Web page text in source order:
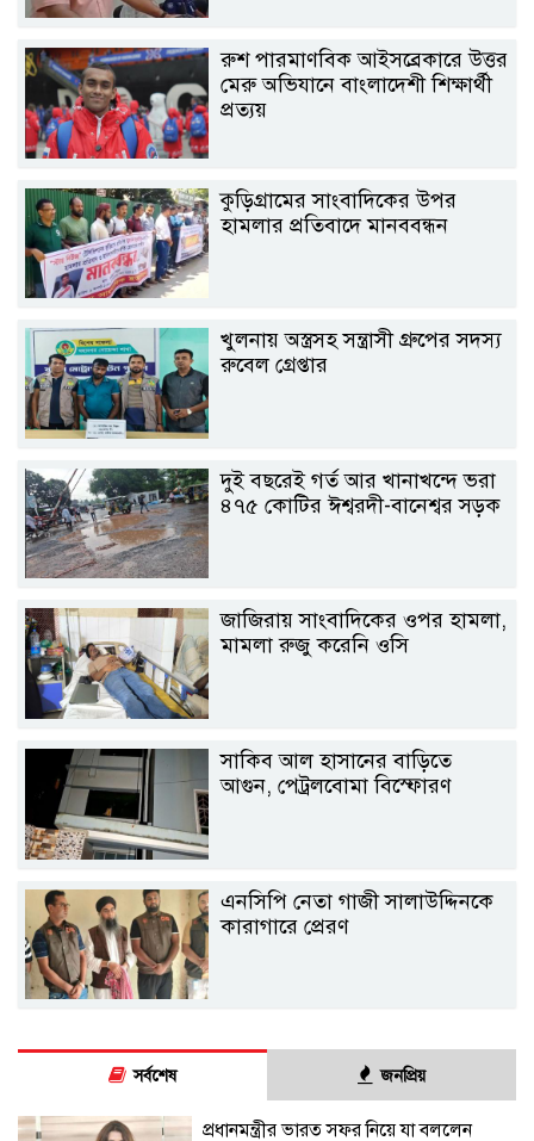
রুশ পারমাণবিক আইসব্রেকারে উত্তর
মেরু অভিযানে বাংলাদেশী শিক্ষার্থী
প্রত্যয়
কুড়িগ্রামের সাংবাদিকের উপর
হামলার প্রতিবাদে মানববন্ধন
খুলনায় অস্ত্রসহ সন্ত্রাসী গ্রুপের সদস্য
রুবেল গ্রেপ্তার
দুই বছরেই গর্ত আর খানাখন্দে ভরা
৪৭৫ কোটির ঈশ্বরদী-বানেশ্বর সড়ক
জাজিরায় সাংবাদিকের ওপর হামলা,
মামলা রুজু করেনি ওসি
সাকিব আল হাসানের বাড়িতে
আগুন, পেট্রলবোমা বিস্ফোরণ
এনসিপি নেতা গাজী সালাউদ্দিনকে
কারাগারে প্রেরণ
সর্বশেষ জনপ্রিয়
প্রধানমন্ত্রীর ভারত সফর নিয়ে যা বললেন